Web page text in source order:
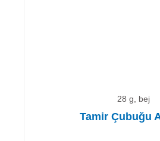
28 g, bej
Tamir Çubuğu